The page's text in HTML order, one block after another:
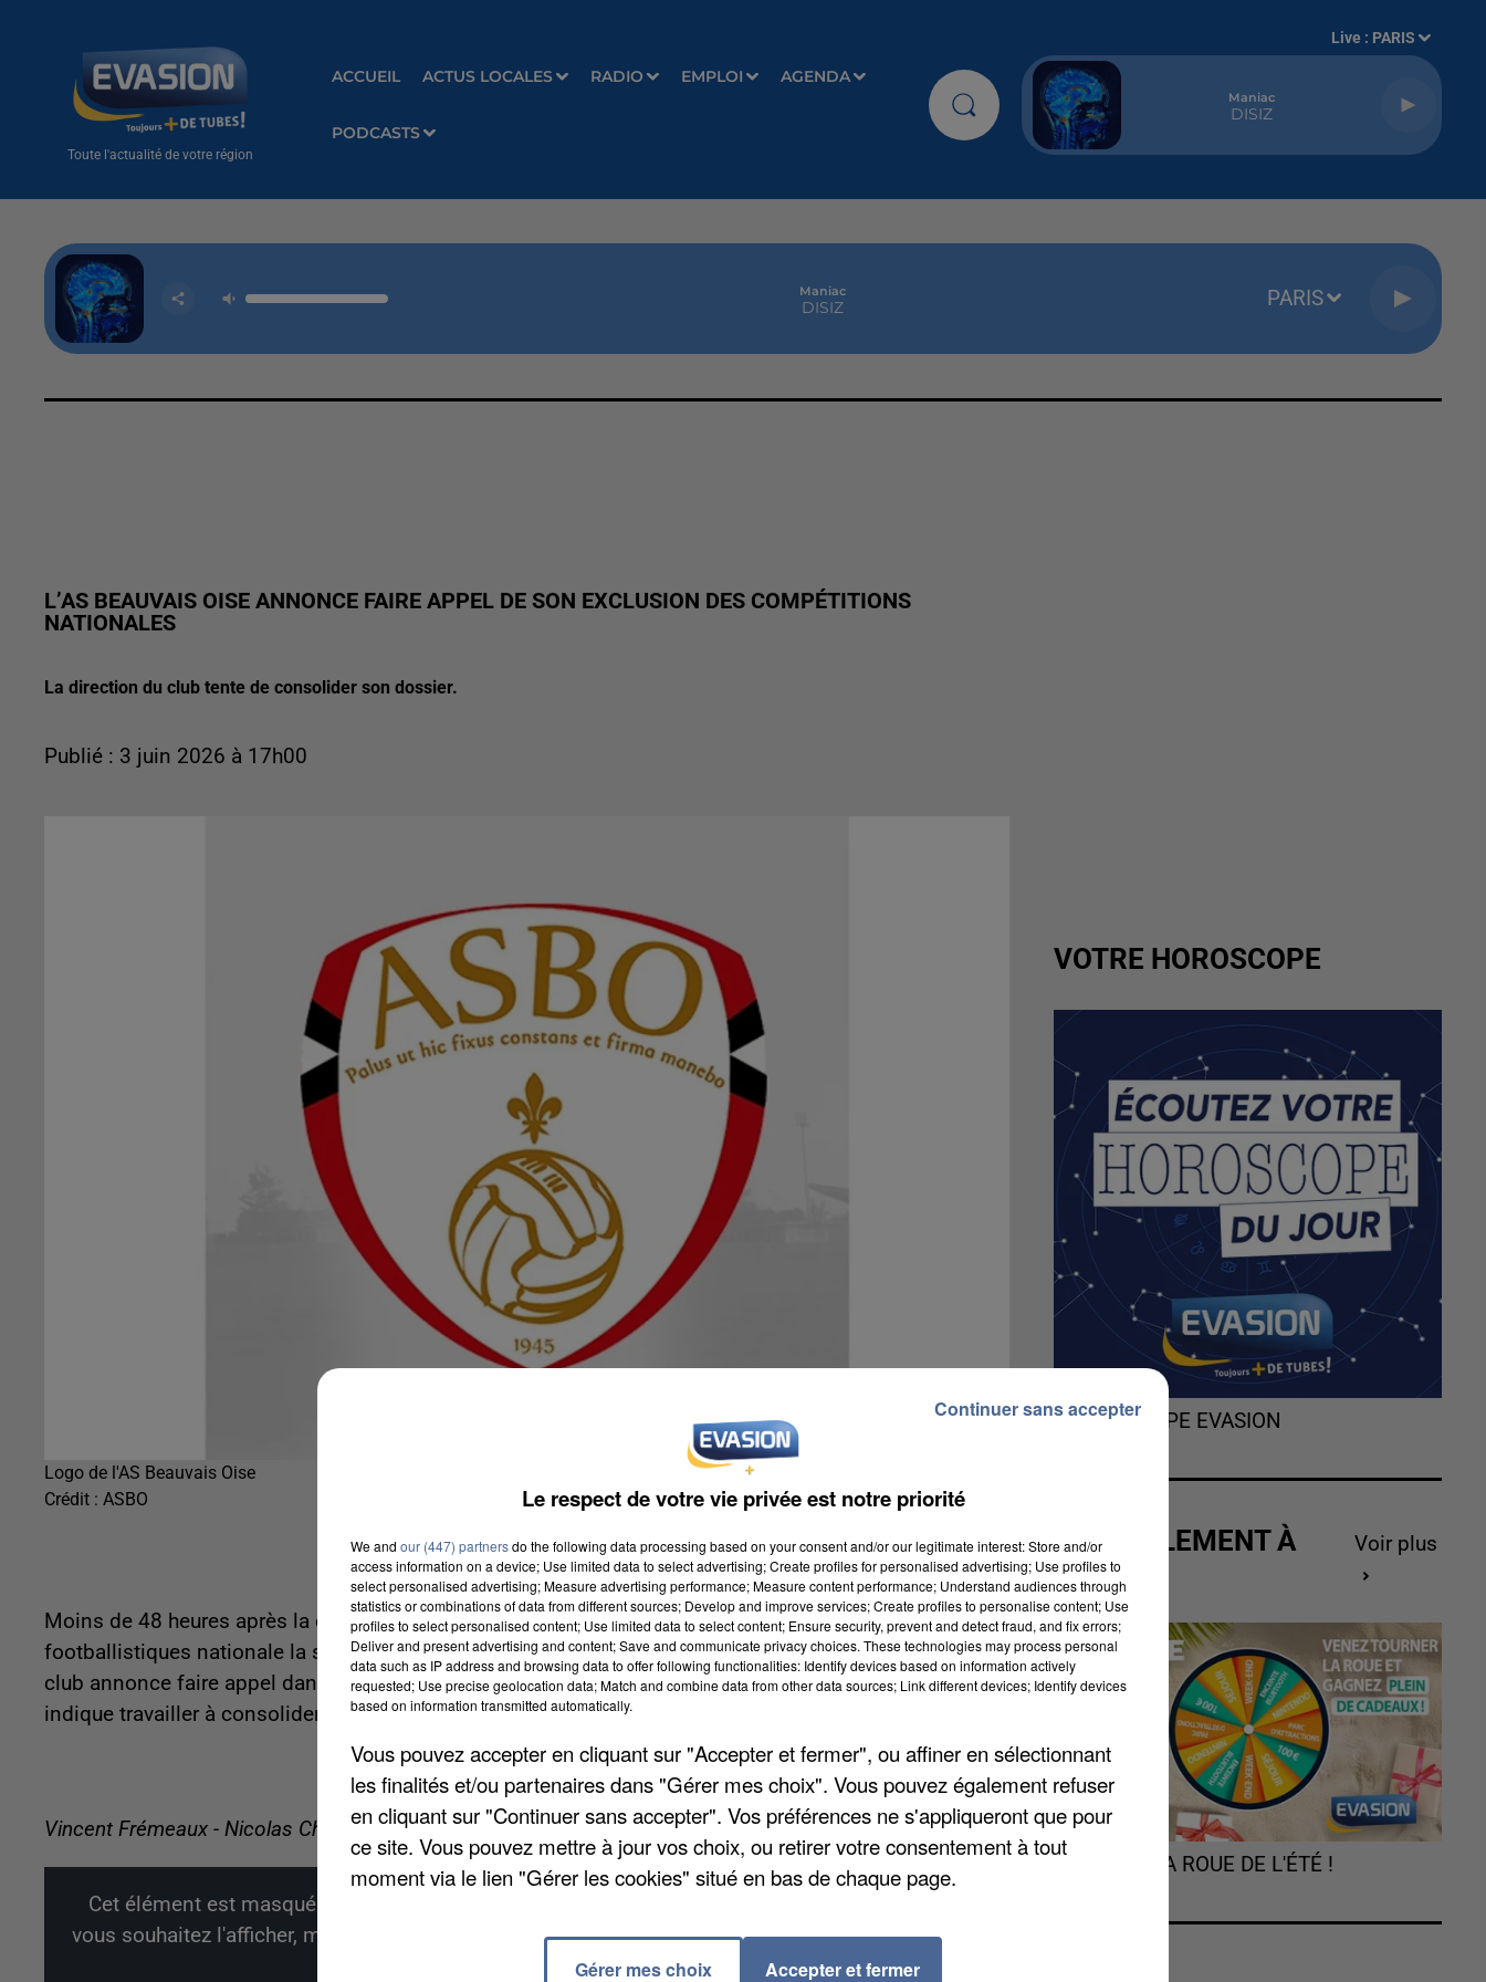
Toute l'actualité de votre région
ACCUEIL ACTUS LOCALES RADIO EMPLOI AGENDA
PODCASTS
Live : PARIS
Maniac
DISIZ
Maniac
DISIZ PARIS
L’AS BEAUVAIS OISE ANNONCE FAIRE APPEL DE SON EXCLUSION DES COMPÉTITIONS
NATIONALES
La direction du club tente de consolider son dossier.
Publié : 3 juin 2026 à 17h00
Logo de l'AS Beauvais Oise
Crédit : ASBO
Moins de 48 heures après la décision de la DNCG d’exclure l’ASBO de toute compétition
footballistiques nationale la saison prochaine, en raison de ses problèmes de gestion, la direction du
club annonce faire appel dans un communiqué qui n’est pas signé par le président, Guillaume Roy. Elle
indique travailler à consolider son dossier et être en discussion avec de nouveaux investisseurs.
Vincent Frémeaux - Nicolas Chacun
Cet élément est masqué compte-tenu du refus du dépôt de cookies que vous avez exprimé. Si
vous souhaitez l'afficher, merci de nous donner votre accord en cliquant sur le bouton ci-dessous.
VOTRE HOROSCOPE
L'HOROSCOPE EVASION
ACTUELLEMENT À
GAGNER
Voir plus
TOURNEZ LA ROUE DE L'ÉTÉ !
Le respect de votre vie privée est notre priorité
We and our (447) partnersdo the following data processing based on your consent and/or our legitimate interest: Store and/or
access information on a device; Use limited data to select advertising; Create profiles for personalised advertising; Use profiles to
select personalised advertising; Measure advertising performance; Measure content performance; Understand audiences through
statistics or combinations of data from different sources; Develop and improve services; Create profiles to personalise content; Use
profiles to select personalised content; Use limited data to select content; Ensure security, prevent and detect fraud, and fix errors;
Deliver and present advertising and content; Save and communicate privacy choices. These technologies may process personal
data such as IP address and browsing data to offer following functionalities: Identify devices based on information actively
requested; Use precise geolocation data; Match and combine data from other data sources; Link different devices; Identify devices
based on information transmitted automatically.
Vous pouvez accepter en cliquant sur "Accepter et fermer", ou affiner en sélectionnant
les finalités et/ou partenaires dans "Gérer mes choix". Vous pouvez également refuser
en cliquant sur "Continuer sans accepter". Vos préférences ne s'appliqueront que pour
ce site. Vous pouvez mettre à jour vos choix, ou retirer votre consentement à tout
moment via le lien "Gérer les cookies" situé en bas de chaque page.
Gérer mes choix Accepter et fermer
Continuer sans accepter